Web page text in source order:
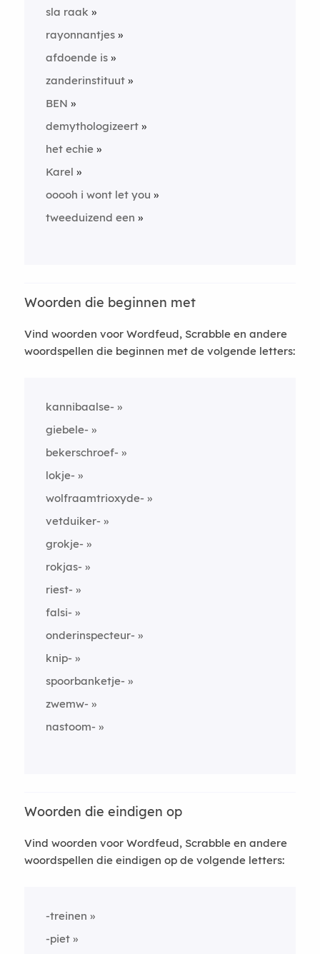
sla raak
rayonnantjes
afdoende is
zanderinstituut
BEN
demythologizeert
het echie
Karel
ooooh i wont let you
tweeduizend een
Woorden die beginnen met
Vind woorden voor Wordfeud, Scrabble en andere
woordspellen die beginnen met de volgende letters:
kannibaalse-
giebele-
bekerschroef-
lokje-
wolfraamtrioxyde-
vetduiker-
grokje-
rokjas-
riest-
falsi-
onderinspecteur-
knip-
spoorbanketje-
zwemw-
nastoom-
Woorden die eindigen op
Vind woorden voor Wordfeud, Scrabble en andere
woordspellen die eindigen op de volgende letters:
-treinen
-piet